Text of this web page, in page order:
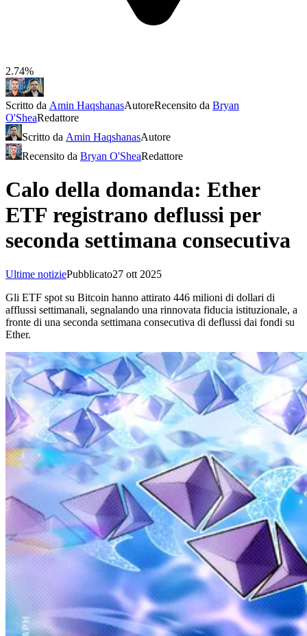
2.74%
Scritto da Amin HaqshanasAutoreRecensito da Bryan
O'SheaRedattore
Scritto da Amin HaqshanasAutore
Recensito da Bryan O'SheaRedattore
Calo della domanda: Ether
ETF registrano deflussi per
seconda settimana consecutiva
Ultime notiziePubblicato27 ott 2025
Gli ETF spot su Bitcoin hanno attirato 446 milioni di dollari di
afflussi settimanali, segnalando una rinnovata fiducia istituzionale, a
fronte di una seconda settimana consecutiva di deflussi dai fondi su
Ether.